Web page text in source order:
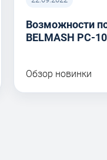
Возможности
BELMASH PC-
Обзор